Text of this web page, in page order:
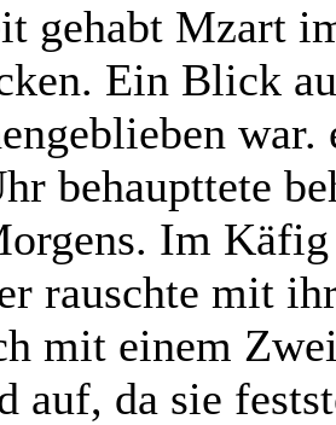
gehabt Mzart
Ein Blick
behaupttete
Im
rauschte mit
mit einem
auf, da sie